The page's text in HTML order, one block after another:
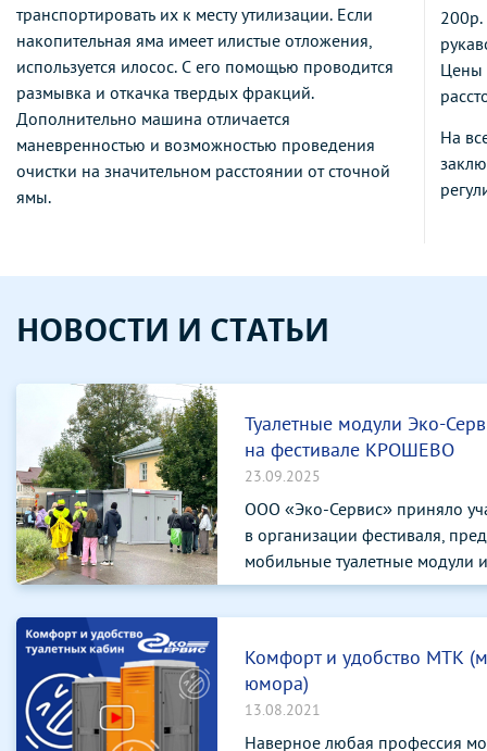
транспортировать их к месту утилизации. Если
накопительная яма имеет илистые отложения,
используется илосос. С его помощью проводится
размывка и откачка твердых фракций.
Дополнительно машина отличается
маневренностью и возможностью проведения
очистки на значительном расстоянии от сточной
ямы.
Цены
На
НОВОСТИ И СТАТЬИ
Туалетные модули Эко-
на фестивале КРОШЕВО
23.09.2025
ООО «Эко-Сервис» приняло
в организации фестиваля,
мобильные туалетные модули
Комфорт и удобство МТК
юмора)
13.08.2021
Наверное любая профессия